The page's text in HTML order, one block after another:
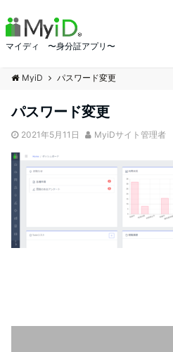
マイディ 〜身分証アプリ〜
MyiD パスワード変更
パスワード変更
2021年5月11日 MyiDサイト管理者